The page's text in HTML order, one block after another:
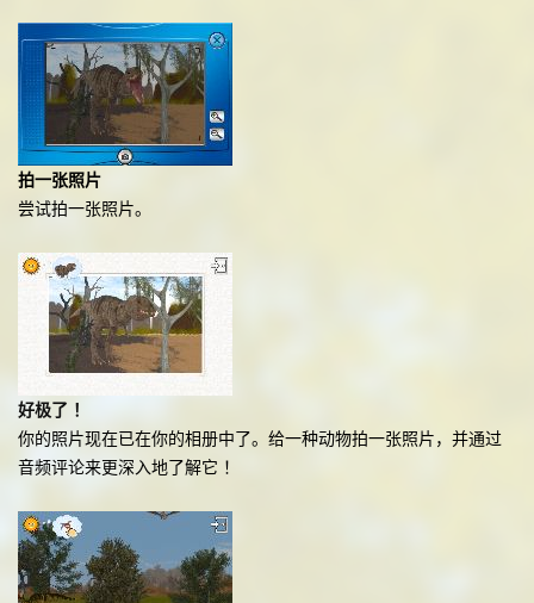
拍一张照片
尝试拍一张照片。
好极了 ！
你的照片现在已在你的相册中了。给一种动物拍一张照片，并通过
音频评论来更深入地了解它 ！